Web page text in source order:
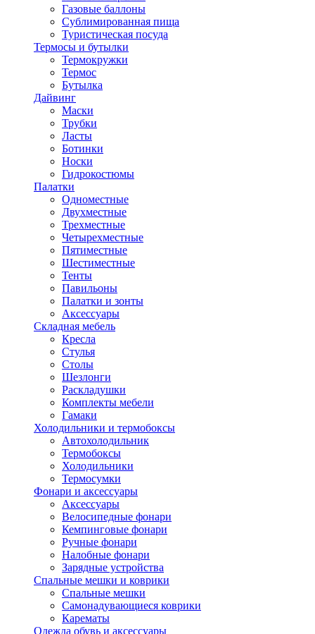
Газовые баллоны
Сублимированная пища
Туристическая посуда
Термосы и бутылки
Термокружки
Термос
Бутылка
Дайвинг
Маски
Трубки
Ласты
Ботинки
Носки
Гидрокостюмы
Палатки
Одноместные
Двухместные
Трехместные
Четырехместные
Пятиместные
Шестиместные
Тенты
Павильоны
Палатки и зонты
Аксессуары
Складная мебель
Кресла
Стулья
Столы
Шезлонги
Раскладушки
Комплекты мебели
Гамаки
Холодильники и термобоксы
Автохолодильник
Термобоксы
Холодильники
Термосумки
Фонари и аксессуары
Аксессуары
Велосипедные фонари
Кемпинговые фонари
Ручные фонари
Налобные фонари
Зарядные устройства
Спальные мешки и коврики
Спальные мешки
Самонадувающиеся коврики
Карематы
Одежда обувь и аксессуары